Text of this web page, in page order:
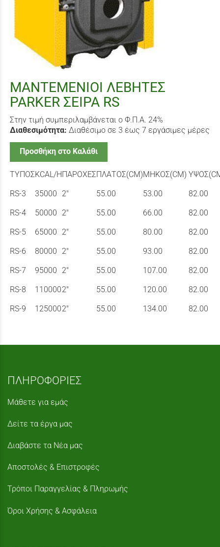
ΜΑΝΤΕΜΕΝΙΟΙ ΛΕΒΗΤΕΣ
PARKER ΣΕΙΡΑ RS
Στην τιμή συμπεριλαμβάνεται ο Φ.Π.Α. 24%
Διαθεσιμότητα: Διαθέσιμο σε 3 έως 7 εργάσιμες μέρες
Προσθήκη στο Καλάθι
TYΠΟΣKCAL/HΠΑΡΟΧΕΣΠΛΑΤΟΣ(CM)MHΚΟΣ(CM)
RS-3 35000 2" 55.00 53.00 82.00
RS-4 50000 2" 55.00 66.00 82.00
RS-5 65000 2" 55.00 80.00 82.00
RS-6 80000 2" 55.00 93.00 82.00
RS-7 95000 2" 55.00 107.00 82.00
RS-8 1100002" 55.00 120.00 82.00
RS-9 1250002" 55.00 134.00 82.00
ΠΛΗΡΟΦΟΡΙΕΣ
Μάθετε για εμάς
Δείτε τα έργα μας
Διαβάστε τα Νέα μας
Αποστολές & Επιστροφές
Τρόποι Παραγγελίας & Πληρωμής
Όροι Χρήσης & Ασφάλεια